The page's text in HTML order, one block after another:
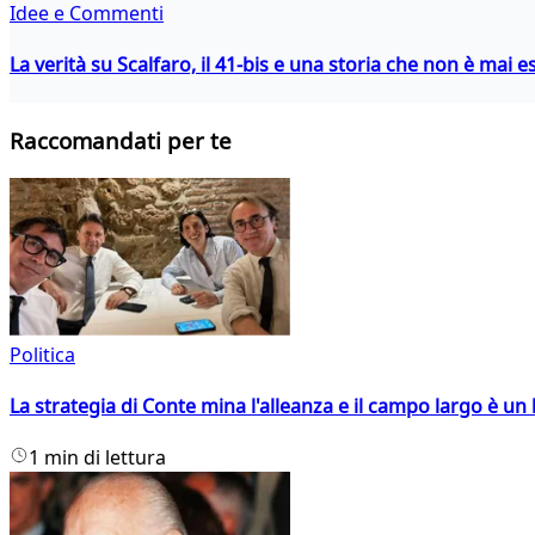
Idee e Commenti
La verità su Scalfaro, il 41-bis e una storia che non è mai
Raccomandati per te
Politica
La strategia di Conte mina l'alleanza e il campo largo è
1 min di lettura